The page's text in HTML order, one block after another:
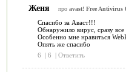
Женя про avast! Free Antivirus
Спасибо за Аваст!!!
Обнаружило вирус, сразу все
Особенно мне нравиться
Опять же спасибо
6
| 6 | Ответить